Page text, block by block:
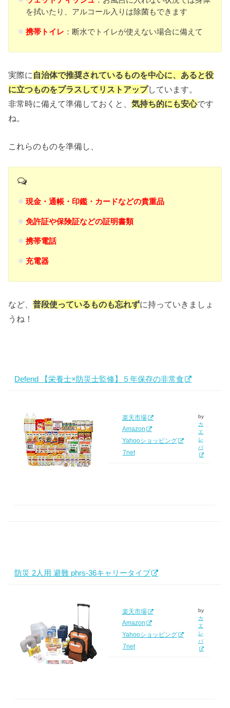
を拭いたり、アルコール入りは除菌もできます
携帯トイレ ：断水でトイレが使えない場合に備えて
実際に 自治体で推奨されているものを中心に、あると役
に立つものをプラスしてリストアップしています。
非常時に備えて準備しておくと、気持ち的にも安心です
ね。
これらのものを準備し、
現金・通帳・印鑑・カードなどの貴重品
免許証や保険証などの証明書類
携帯電話
充電器
など、普段使っているものも忘れずに持っていきましょ
うね！
Defend 【栄養士×防災士監修】５年保存の非常食
楽天市場
Amazon
Yahooショッピング
7net
by
カ
エ
レ
バ
防災 2人用 避難 phrs-36キャリータイプ
楽天市場
Amazon
Yahooショッピング
7net
by
カ
エ
レ
バ